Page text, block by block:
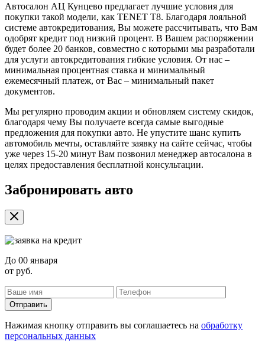
Автосалон АЦ Кунцево предлагает лучшие условия для
покупки такой модели, как TENET T8. Благодаря лояльной
системе автокредитования, Вы можете рассчитывать, что Вам
одобрят кредит под низкий процент. В Вашем распоряжении
будет более 20 банков, совместно с которыми мы разработали
для услуги автокредитования гибкие условия. От нас –
минимальная процентная ставка и минимальный
ежемесячный платеж, от Вас – минимальный пакет
документов.
Мы регулярно проводим акции и обновляем систему скидок,
благодаря чему Вы получаете всегда самые выгодные
предложения для покупки авто. Не упустите шанс купить
автомобиль мечты, оставляйте заявку на сайте сейчас, чтобы
уже через 15-20 минут Вам позвонил менеджер автосалона в
целях предоставления бесплатной консультации.
Забронировать авто
До 00 января
от руб.
Отправить
Нажимая кнопку отправить вы соглашаетесь на обработку
персональных данных